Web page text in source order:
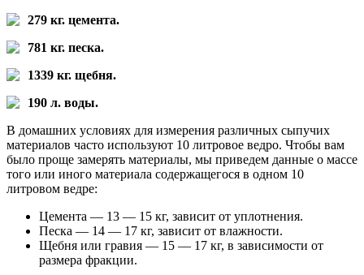
279 кг. цемента.
781 кг. песка.
1339 кг. щебня.
190 л. воды.
В домашних условиях для измерения различных сыпучих
материалов часто используют 10 литровое ведро. Чтобы вам
было проще замерять материалы, мы приведем данные о массе
того или иного материала содержащегося в одном 10
литровом ведре:
Цемента — 13 — 15 кг, зависит от уплотнения.
Песка — 14 — 17 кг, зависит от влажности.
Щебня или гравия — 15 — 17 кг, в зависимости от
размера фракции.